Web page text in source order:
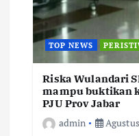
TOP NEWS
Riska Wulandari
mampu buktikan
PJU Prov Jabar
admin